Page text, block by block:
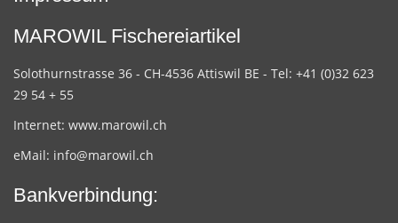
MAROWIL Fischereiartikel
Solothurnstrasse 36 - CH-4536 Attiswil BE - Tel: +41 (0)32 623
29 54 + 55
Internet: www.marowil.ch
eMail: info@marowil.ch
Bankverbindung: